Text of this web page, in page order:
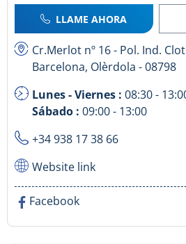
LLAME AHORA
Cr.Merlot nº 16 - Pol. Ind.
Barcelona, Olèrdola - 08798
Lunes - Viernes : 08:30 -
Sábado : 09:00 - 13:00
+34 938 17 38 66
Website link
Facebook